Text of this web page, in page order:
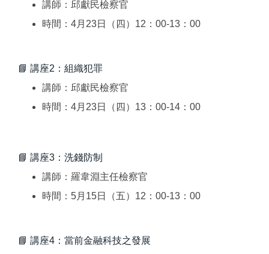
講師：邱獻民檢察官
時間：4月23日（四）12：00-13：00
📘 講座2：組織犯罪
講師：邱獻民檢察官
時間：4月23日（四）13：00-14：00
📘 講座3：洗錢防制
講師：羅韋淵主任檢察官
時間：5月15日（五）12：00-13：00
📘 講座4：當前金融科技之發展